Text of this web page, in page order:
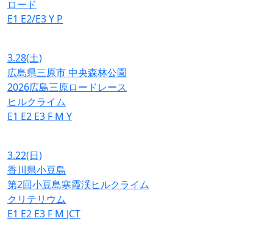
ロード
E1 E2/E3Y P
3.28(土)
広島県三原市 中央森林公園
2026広島三原ロードレース
ヒルクライム
E1 E2 E3 F M Y
3.22(日)
香川県小豆島
第2回小豆島寒霞渓ヒルクライム
クリテリウム
E1 E2 E3 F M JCT